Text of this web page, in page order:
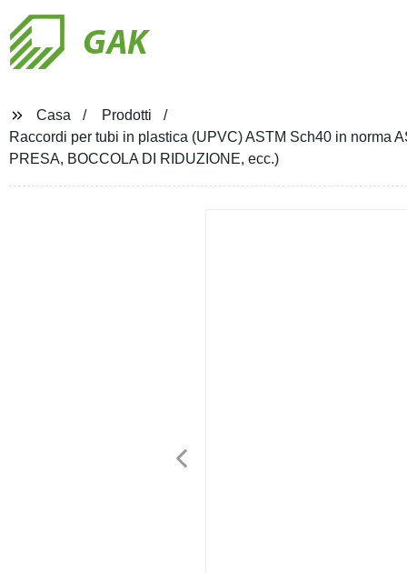
GAK
Casa
Prodotti
Raccordi per tubi in plastica (UPVC) ASTM Sch40 in norma
PRESA, BOCCOLA DI RIDUZIONE, ecc.)